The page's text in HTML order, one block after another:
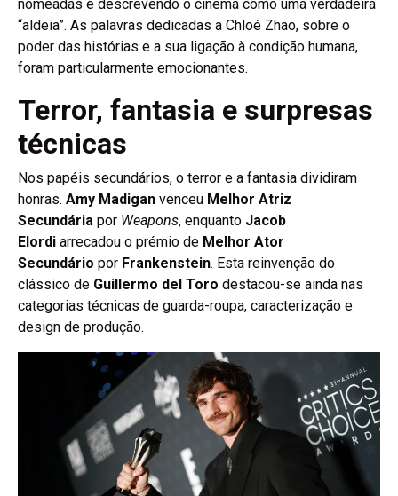
nomeadas e descrevendo o cinema como uma verdadeira
“aldeia”. As palavras dedicadas a Chloé Zhao, sobre o
poder das histórias e a sua ligação à condição humana,
foram particularmente emocionantes.
Terror, fantasia e surpresas
técnicas
Nos papéis secundários, o terror e a fantasia dividiram
honras. Amy Madigan venceu Melhor Atriz
Secundária por Weapons, enquanto Jacob
Elordi arrecadou o prémio de Melhor Ator
Secundário por Frankenstein. Esta reinvenção do
clássico de Guillermo del Toro destacou-se ainda nas
categorias técnicas de guarda-roupa, caracterização e
design de produção.